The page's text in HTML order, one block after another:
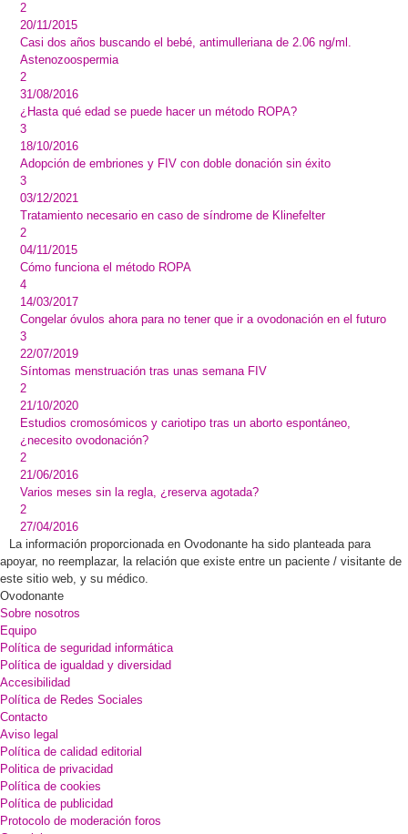
2
20/11/2015
Casi dos años buscando el bebé, antimulleriana de 2.06 ng/ml.
Astenozoospermia
2
31/08/2016
¿Hasta qué edad se puede hacer un método ROPA?
3
18/10/2016
Adopción de embriones y FIV con doble donación sin éxito
3
03/12/2021
Tratamiento necesario en caso de síndrome de Klinefelter
2
04/11/2015
Cómo funciona el método ROPA
4
14/03/2017
Congelar óvulos ahora para no tener que ir a ovodonación en el futuro
3
22/07/2019
Síntomas menstruación tras unas semana FIV
2
21/10/2020
Estudios cromosómicos y cariotipo tras un aborto espontáneo,
¿necesito ovodonación?
2
21/06/2016
Varios meses sin la regla, ¿reserva agotada?
2
27/04/2016
La información proporcionada en Ovodonante ha sido planteada para
apoyar, no reemplazar, la relación que existe entre un paciente / visitante de
este sitio web, y su médico.
Ovodonante
Sobre nosotros
Equipo
Política de seguridad informática
Política de igualdad y diversidad
Accesibilidad
Política de Redes Sociales
Contacto
Aviso legal
Política de calidad editorial
Politica de privacidad
Política de cookies
Política de publicidad
Protocolo de moderación foros